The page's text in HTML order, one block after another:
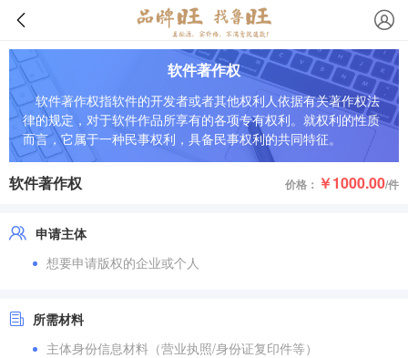
软件著作权
软件著作权指软件的开发者或者其他权利人依据有关著作权法
律的规定，对于软件作品所享有的各项专有权利。就权利的性质
而言，它属于一种民事权利，具备民事权利的共同特征。
软件著作权 价格： ￥1000.00/件
申请主体
想要申请版权的企业或个人
所需材料
主体身份信息材料（营业执照/身份证复印件等）